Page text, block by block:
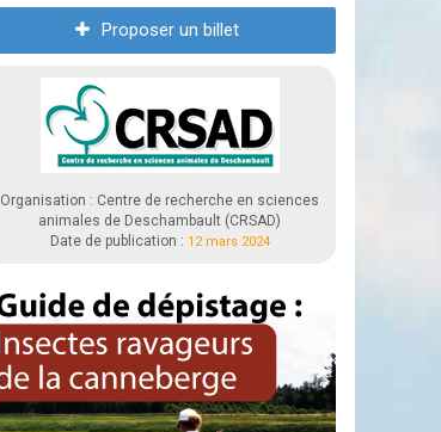
Proposer un billet
Organisation : Centre de recherche en sciences
animales de Deschambault (CRSAD)
Date de publication : 12 mars 2024